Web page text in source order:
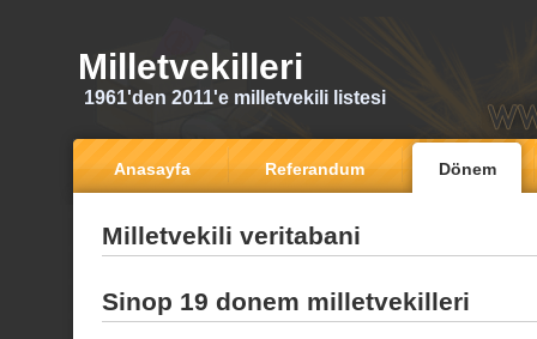
Milletvekilleri
1961'den 2011'e milletvekili listesi
Anasayfa Referandum Dönem
Milletvekili veritabani
Sinop 19 donem milletvekilleri